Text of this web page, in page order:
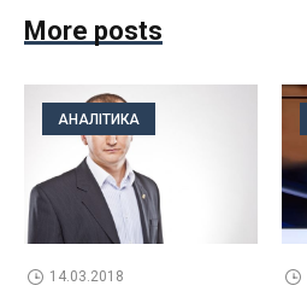
More posts
АНАЛІТИКА
14.03.2018